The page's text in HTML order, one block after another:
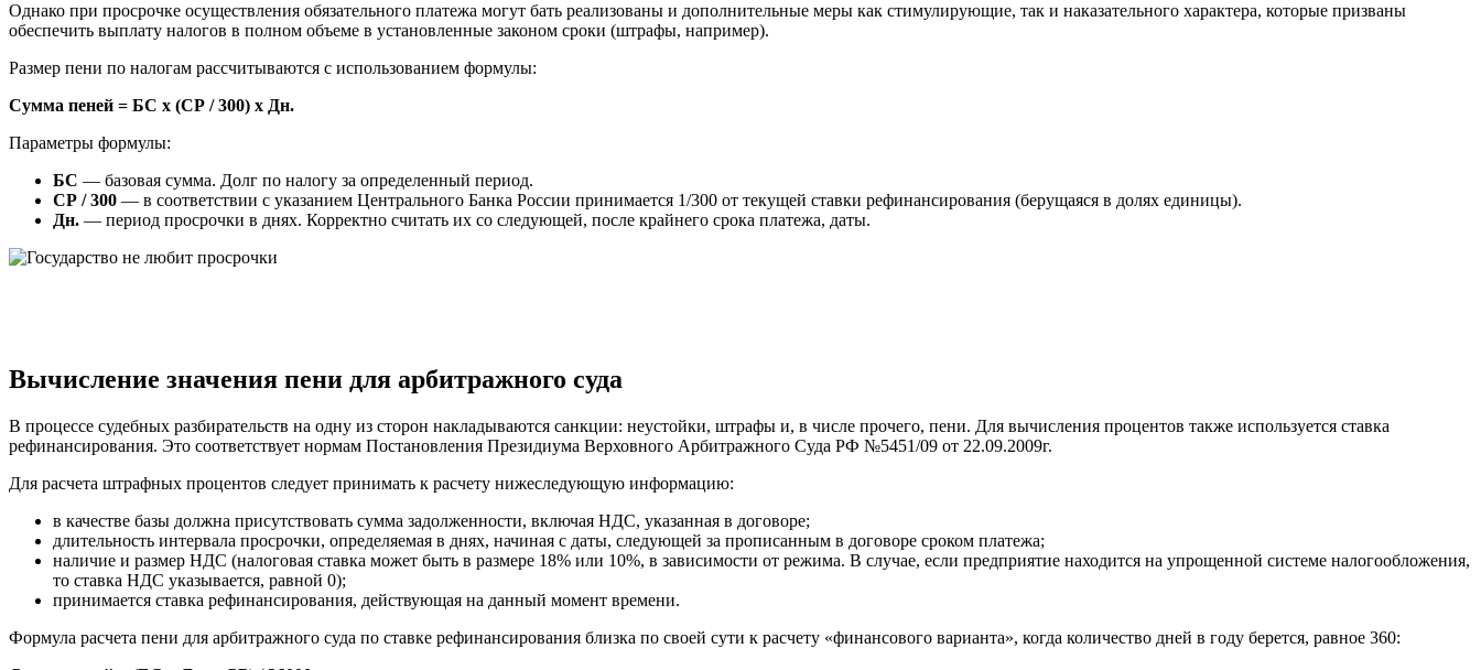
Однако при просрочке осуществления обязательного платежа могут бать реализованы и дополнительные меры как стимулирующие, так и наказательного характера, которые призваны
обеспечить выплату налогов в полном объеме в установленные законом сроки (штрафы, например).
Размер пени по налогам рассчитываются с использованием формулы:
Сумма пеней = БС x (СР / 300) x Дн.
Параметры формулы:
БС — базовая сумма. Долг по налогу за определенный период.
СР / 300 — в соответствии с указанием Центрального Банка России принимается 1/300 от текущей ставки рефинансирования (берущаяся в долях единицы).
Дн. — период просрочки в днях. Корректно считать их со следующей, после крайнего срока платежа, даты.
Вычисление значения пени для арбитражного суда
В процессе судебных разбирательств на одну из сторон накладываются санкции: неустойки, штрафы и, в числе прочего, пени. Для вычисления процентов также используется ставка
рефинансирования. Это соответствует нормам Постановления Президиума Верховного Арбитражного Суда РФ №5451/09 от 22.09.2009г.
Для расчета штрафных процентов следует принимать к расчету нижеследующую информацию:
в качестве базы должна присутствовать сумма задолженности, включая НДС, указанная в договоре;
длительность интервала просрочки, определяемая в днях, начиная с даты, следующей за прописанным в договоре сроком платежа;
наличие и размер НДС (налоговая ставка может быть в размере 18% или 10%, в зависимости от режима. В случае, если предприятие находится на упрощенной системе налогообложения,
то ставка НДС указывается, равной 0);
принимается ставка рефинансирования, действующая на данный момент времени.
Формула расчета пени для арбитражного суда по ставке рефинансирования близка по своей сути к расчету «финансового варианта», когда количество дней в году берется, равное 360: